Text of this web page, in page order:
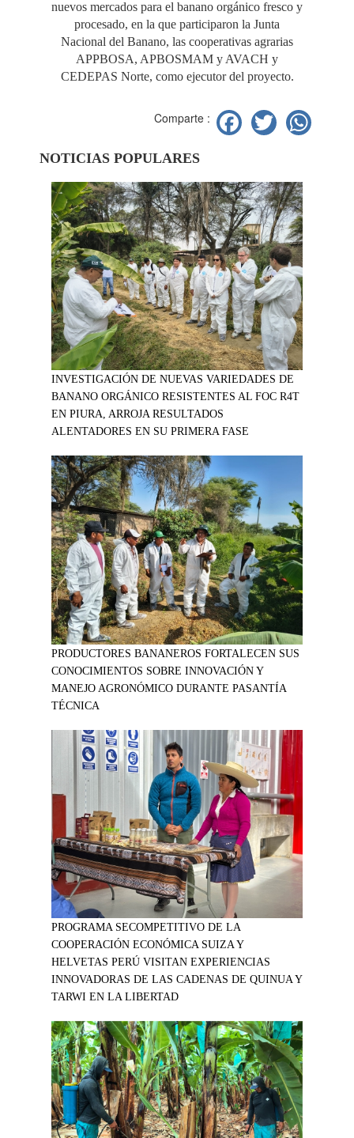
nuevos mercados para el banano orgánico fresco y
procesado, en la que participaron la Junta
Nacional del Banano, las cooperativas agrarias
APPBOSA, APBOSMAM y AVACH y
CEDEPAS Norte, como ejecutor del proyecto.
Comparte : Facebook
Twitter
NOTICIAS POPULARES
INVESTIGACIÓN DE NUEVAS VARIEDADES DE
BANANO ORGÁNICO RESISTENTES AL FOC R4T
EN PIURA, ARROJA RESULTADOS
ALENTADORES EN SU PRIMERA FASE
PRODUCTORES BANANEROS FORTALECEN SUS
CONOCIMIENTOS SOBRE INNOVACIÓN Y
MANEJO AGRONÓMICO DURANTE PASANTÍA
TÉCNICA
PROGRAMA SECOMPETITIVO DE LA
COOPERACIÓN ECONÓMICA SUIZA Y
HELVETAS PERÚ VISITAN EXPERIENCIAS
INNOVADORAS DE LAS CADENAS DE QUINUA Y
TARWI EN LA LIBERTAD